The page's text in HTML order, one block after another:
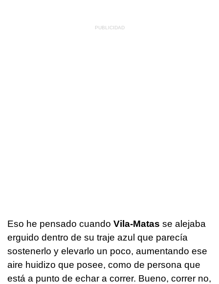
Eso he pensado cuando Vila-Matas se alejaba
erguido dentro de su traje azul que parecía
sostenerlo y elevarlo un poco, aumentando ese
aire huidizo que posee, como de persona que
está a punto de echar a correr. Bueno, correr no,